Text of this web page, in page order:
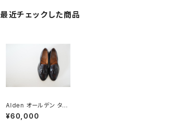
最近チェックした商品
Alden オールデン タッ
セルローファー #663
8.5E
¥60,000